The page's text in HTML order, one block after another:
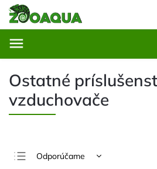
Ostatné
vzduchovače
Odporúčame